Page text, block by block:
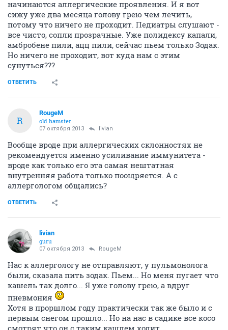
начинаются аллергические проявления. И я вот
сижу уже два месяца голову грею чем лечить,
потому что ничего не проходит. Педиатры слушают -
все чисто, сопли прозрачные. Уже полидексу капали,
амбробене пили, ацц пили, сейчас пьем только Зодак.
Но ничего не проходит, вот куда нам с этим
сунуться???
ОТВЕТИТЬ
R
RougeM
old hamster
07 октября 2013 livian
Вообще вроде при аллергических склонностях не
рекомендуется именно усиливание иммунитета -
вроде как только его эта самая нештатная
внутренняя работа только поощряется. А с
аллергологом общались?
ОТВЕТИТЬ
livian
guru
07 октября 2013 RougeM
Нас к аллергологу не отправляют, у пульмонолога
были, сказала пить зодак. Пьем... Но меня пугает что
кашель так долго... Я уже голову грею, а вдруг
пневмония
Хотя в проршлом году практически так же было и с
первым снегом прошло... Но на нас в садике все косо
смотрят что он с таким кашлем ходит.